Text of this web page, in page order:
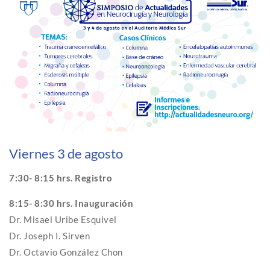
Viernes 3 de agosto
7:30- 8:15 hrs. Registro
8:15- 8:30 hrs. Inauguración
Dr. Misael Uribe Esquivel
Dr. Joseph I. Sirven
Dr. Octavio González Chon